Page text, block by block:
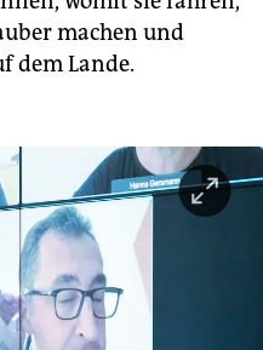
machen und
dem Lande.